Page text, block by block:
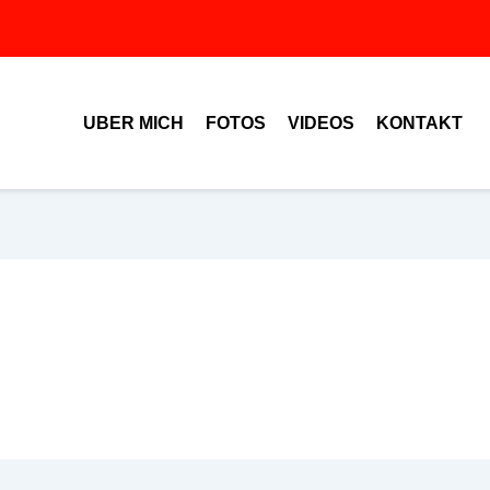
UBER MICH FOTOS VIDEOS KONTAKT